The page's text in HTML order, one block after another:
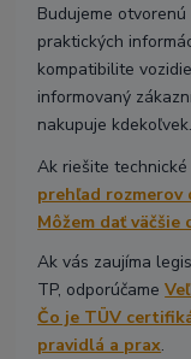
Budujeme
praktických
kompatibilite
informovaný
nakupuje kdekoľvek.
Ak riešite
prehľad rozmerov
Môžem dať väčšie
Ak vás zaujíma
TP, odporúčame
Čo je TÜV
pravidlá a prax.